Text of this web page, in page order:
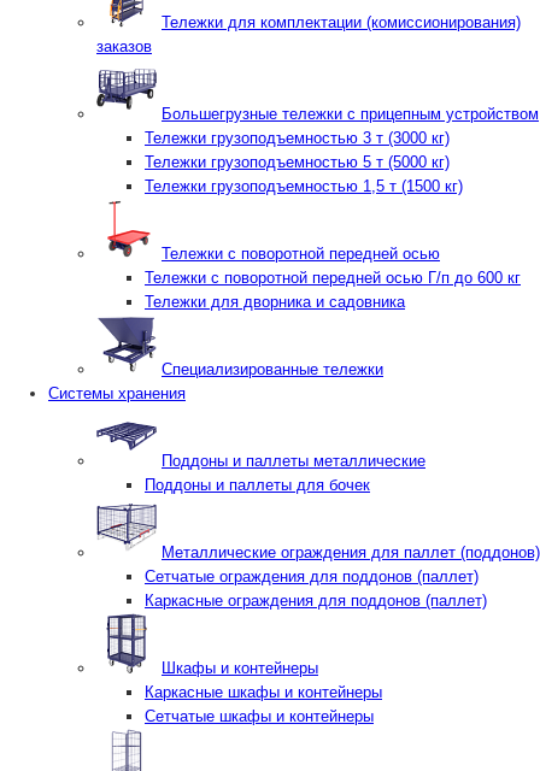
Тележки для комплектации (комиссионирования)
заказов
Большегрузные тележки с прицепным устройством
Тележки грузоподъемностью 3 т (3000 кг)
Тележки грузоподъемностью 5 т (5000 кг)
Тележки грузоподъемностью 1,5 т (1500 кг)
Тележки с поворотной передней осью
Тележки с поворотной передней осью Г/п до 600 кг
Тележки для дворника и садовника
Специализированные тележки
Системы хранения
Поддоны и паллеты металлические
Поддоны и паллеты для бочек
Металлические ограждения для паллет (поддонов)
Сетчатые ограждения для поддонов (паллет)
Каркасные ограждения для поддонов (паллет)
Шкафы и контейнеры
Каркасные шкафы и контейнеры
Сетчатые шкафы и контейнеры